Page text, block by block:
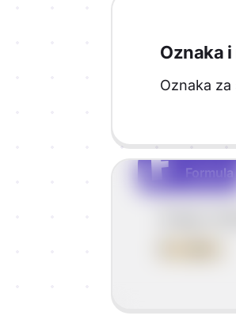
Oznaka
Oznaka za
F
F
Formula
Vrsta sadržaja:
Snagu